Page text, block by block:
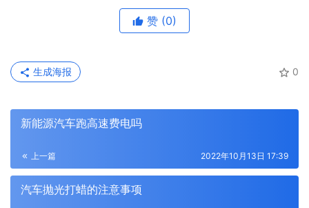
赞 (0)
0
生成海报
新能源汽车跑高速费电吗
上一篇 2022年10月13日 17:39
汽车抛光打蜡的注意事项